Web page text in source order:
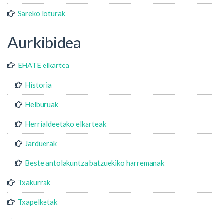
Sareko loturak
Aurkibidea
EHATE elkartea
Historia
Helburuak
Herrialdeetako elkarteak
Jarduerak
Beste antolakuntza batzuekiko harremanak
Txakurrak
Txapelketak